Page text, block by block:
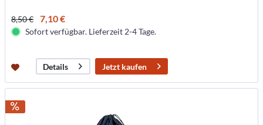
8,50 € 7,10 €
Sofort verfügbar. Lieferzeit 2-4 Tage.
Details Jetzt kaufen